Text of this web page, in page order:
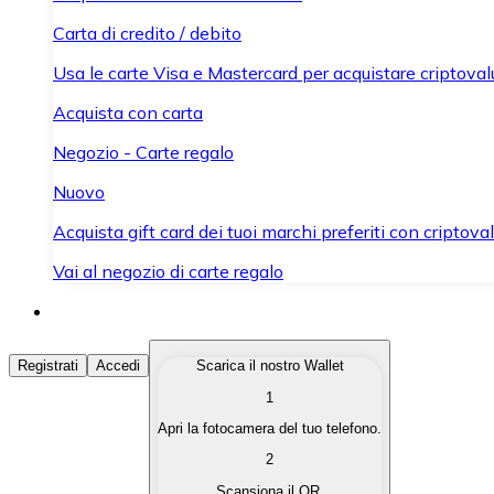
Carta di credito / debito
Usa le carte Visa e Mastercard per acquistare
Acquista con carta
Negozio - Carte regalo
Nuovo
Acquista gift card dei tuoi marchi preferiti con
Vai al negozio di carte regalo
Acquista Criptovalute
Acquista le criptovalute che ti interessano in modo
Converti le tue criptovalute in valuta fiat quando ne hai
Registrati Accedi
Scarica il nostro Wallet
1
Apri la fotocamera del tuo telefono.
2